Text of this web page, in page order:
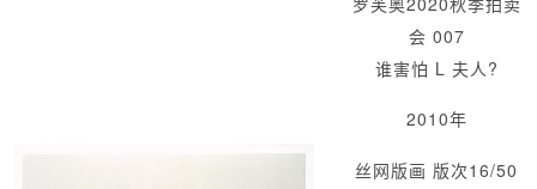
会 007
谁害怕 L 夫人?
2010年
丝网版画 版次16/50